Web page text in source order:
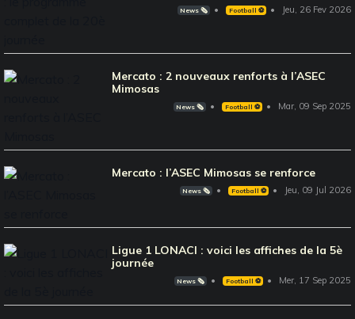
News 🗞️ Football ⚽️ Jeu, 26 Fev 2026
Mercato : 2 nouveaux renforts à l’ASEC
Mimosas
News 🗞️ Football ⚽️ Mar, 09 Sep 2025
Mercato : l’ASEC Mimosas se renforce
News 🗞️ Football ⚽️ Jeu, 09 Jul 2026
Ligue 1 LONACI : voici les affiches de la 5è
journée
News 🗞️ Football ⚽️ Mer, 17 Sep 2025